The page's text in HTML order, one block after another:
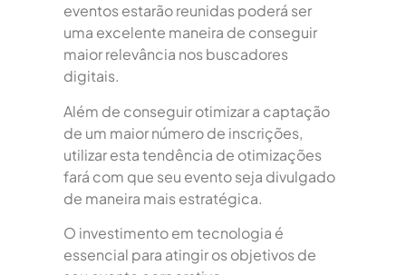
eventos estarão reunidas poderá ser
uma excelente maneira de conseguir
maior relevância nos buscadores
digitais.
Além de conseguir otimizar a captação
de um maior número de inscrições,
utilizar esta tendência de otimizações
fará com que seu evento seja divulgado
de maneira mais estratégica.
O investimento em tecnologia é
essencial para atingir os objetivos de